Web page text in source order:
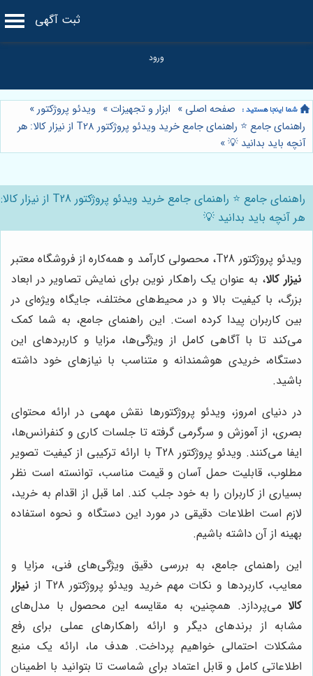
ثبت آگهی
صفحه اصلی » ابزار و تجهیزات » ویدئو پروژکتور»
راهنمای جامع ⭐️ راهنمای جامع خرید ویدئو پروژکتور T28 از نیزار کالا: هر
آنچه باید بدانید 💡»
راهنمای جامع ⭐️ راهنمای جامع خرید ویدئو پروژکتور T28 از نیزار کالا:
هر آنچه باید بدانید 💡
ویدئو پروژکتور T28، محصولی کارآمد و همه‌کاره از فروشگاه معتبر
نیزار کالا، به عنوان یک راهکار نوین برای نمایش تصاویر در ابعاد
بزرگ، با کیفیت بالا و در محیط‌های مختلف، جایگاه ویژه‌ای در
بین کاربران پیدا کرده است. این راهنمای جامع، به شما کمک
می‌کند تا با آگاهی کامل از ویژگی‌ها، مزایا و کاربردهای این
دستگاه، خریدی هوشمندانه و متناسب با نیازهای خود داشته
باشید.
در دنیای امروز، ویدئو پروژکتورها نقش مهمی در ارائه محتوای
بصری، از آموزش و سرگرمی گرفته تا جلسات کاری و کنفرانس‌ها،
ایفا می‌کنند. ویدئو پروژکتور T28 با ارائه ترکیبی از کیفیت تصویر
مطلوب، قابلیت حمل آسان و قیمت مناسب، توانسته است نظر
بسیاری از کاربران را به خود جلب کند. اما قبل از اقدام به خرید،
لازم است اطلاعات دقیقی در مورد این دستگاه و نحوه استفاده
بهینه از آن داشته باشیم.
این راهنمای جامع، به بررسی دقیق ویژگی‌های فنی، مزایا و
معایب، کاربردها و نکات مهم خرید ویدئو پروژکتور T28 از
نیزار
کالا می‌پردازد. همچنین، به مقایسه این محصول با مدل‌های
مشابه از برندهای دیگر و ارائه راهکارهای عملی برای رفع
مشکلات احتمالی خواهیم پرداخت. هدف ما، ارائه یک منبع
اطلاعاتی کامل و قابل اعتماد برای شماست تا بتوانید با اطمینان